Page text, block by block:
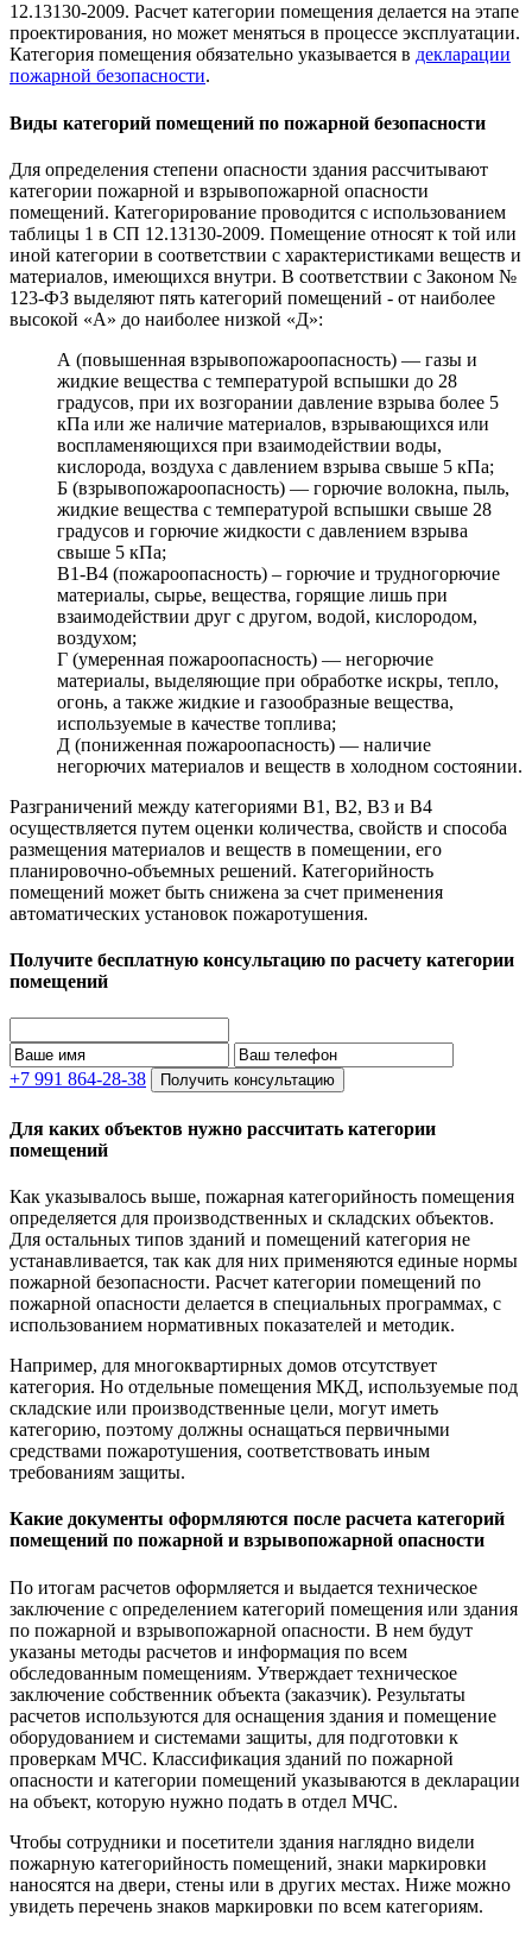
12.13130-2009. Расчет категории помещения делается на этапе
проектирования, но может меняться в процессе эксплуатации.
Категория помещения обязательно указывается в декларации
пожарной безопасности.
Виды категорий помещений по пожарной безопасности
Для определения степени опасности здания рассчитывают
категории пожарной и взрывопожарной опасности
помещений. Категорирование проводится с использованием
таблицы 1 в СП 12.13130-2009. Помещение относят к той или
иной категории в соответствии с характеристиками веществ и
материалов, имеющихся внутри. В соответствии с Законом №
123-ФЗ выделяют пять категорий помещений - от наиболее
высокой «А» до наиболее низкой «Д»:
А (повышенная взрывопожароопасность) — газы и
жидкие вещества с температурой вспышки до 28
градусов, при их возгорании давление взрыва более 5
кПа или же наличие материалов, взрывающихся или
воспламеняющихся при взаимодействии воды,
кислорода, воздуха с давлением взрыва свыше 5 кПа;
Б (взрывопожароопасность) — горючие волокна, пыль,
жидкие вещества с температурой вспышки свыше 28
градусов и горючие жидкости с давлением взрыва
свыше 5 кПа;
В1-В4 (пожароопасность) – горючие и трудногорючие
материалы, сырье, вещества, горящие лишь при
взаимодействии друг с другом, водой, кислородом,
воздухом;
Г (умеренная пожароопасность) — негорючие
материалы, выделяющие при обработке искры, тепло,
огонь, а также жидкие и газообразные вещества,
используемые в качестве топлива;
Д (пониженная пожароопасность) — наличие
негорючих материалов и веществ в холодном состоянии.
Разграничений между категориями В1, В2, В3 и В4
осуществляется путем оценки количества, свойств и способа
размещения материалов и веществ в помещении, его
планировочно-объемных решений. Категорийность
помещений может быть снижена за счет применения
автоматических установок пожаротушения.
Получите бесплатную консультацию по расчету категории
помещений
+7 991 864-28-38 Получить консультацию
Для каких объектов нужно рассчитать категории
помещений
Как указывалось выше, пожарная категорийность помещения
определяется для производственных и складских объектов.
Для остальных типов зданий и помещений категория не
устанавливается, так как для них применяются единые нормы
пожарной безопасности. Расчет категории помещений по
пожарной опасности делается в специальных программах, с
использованием нормативных показателей и методик.
Например, для многоквартирных домов отсутствует
категория. Но отдельные помещения МКД, используемые под
складские или производственные цели, могут иметь
категорию, поэтому должны оснащаться первичными
средствами пожаротушения, соответствовать иным
требованиям защиты.
Какие документы оформляются после расчета категорий
помещений по пожарной и взрывопожарной опасности
По итогам расчетов оформляется и выдается техническое
заключение с определением категорий помещения или здания
по пожарной и взрывопожарной опасности. В нем будут
указаны методы расчетов и информация по всем
обследованным помещениям. Утверждает техническое
заключение собственник объекта (заказчик). Результаты
расчетов используются для оснащения здания и помещение
оборудованием и системами защиты, для подготовки к
проверкам МЧС. Классификация зданий по пожарной
опасности и категории помещений указываются в декларации
на объект, которую нужно подать в отдел МЧС.
Чтобы сотрудники и посетители здания наглядно видели
пожарную категорийность помещений, знаки маркировки
наносятся на двери, стены или в других местах. Ниже можно
увидеть перечень знаков маркировки по всем категориям.